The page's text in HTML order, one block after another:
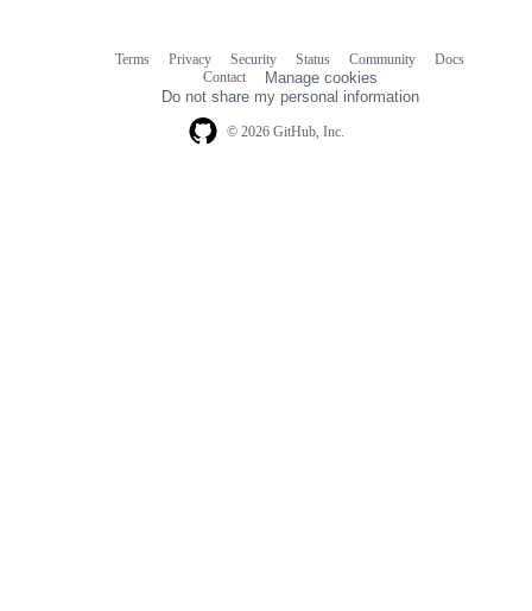
© 2026 GitHub, Inc.
Terms Privacy Security Status Community
Docs
Contact
Manage cookies
Do not share my personal information